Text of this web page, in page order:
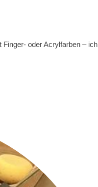
oder Acrylfarben – ich